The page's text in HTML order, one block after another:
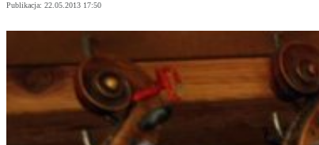
Publikacja: 22.05.2013 17:50